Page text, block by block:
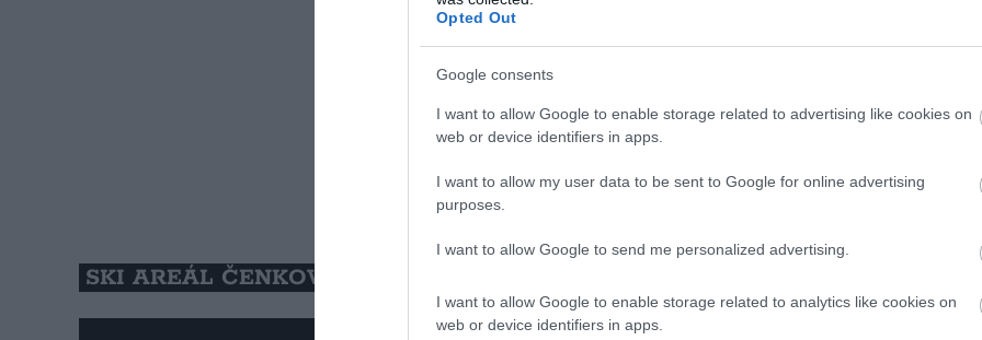
Opted Out
Google consents
I want to allow Google to enable storage related to advertising like cookies on
web or device identifiers in apps.
I want to allow my user data to be sent to Google for online advertising
purposes.
I want to allow Google to send me personalized advertising.
I want to allow Google to enable storage related to analytics like cookies on
web or device identifiers in apps.
SKI AREÁL ČENKOVICE – CEHIA